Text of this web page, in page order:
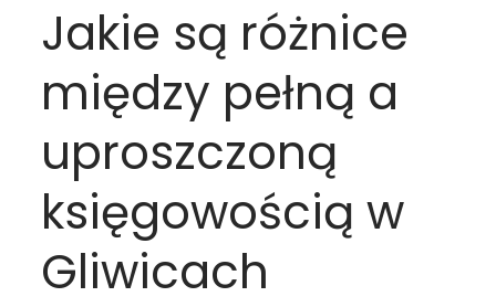
Jakie są różnice
między pełną a
uproszczoną
księgowością w
Gliwicach